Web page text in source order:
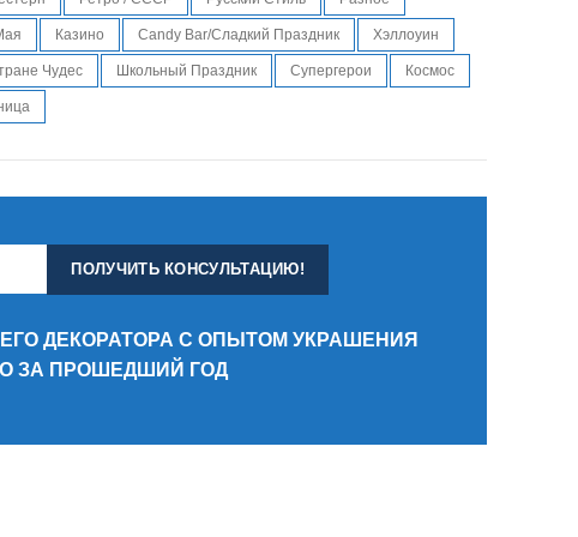
Казино Candy Bar/Сладкий Праздник Хэллоуин
Чудес Школьный Праздник Супергерои Космос
ДЕКОРАТОРА С ОПЫТОМ УКРАШЕНИЯ
ЗА ПРОШЕДШИЙ ГОД